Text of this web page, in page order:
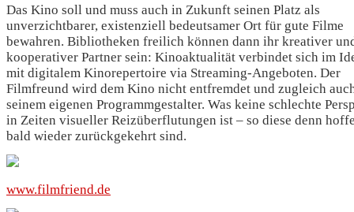
Das Kino soll und muss auch in Zukunft seinen Platz als
unverzichtbarer, existenziell bedeutsamer Ort für gute Filme
bewahren. Bibliotheken freilich können dann ihr kreativer
kooperativer Partner sein: Kinoaktualität verbindet sich im
mit digitalem Kinorepertoire via Streaming-Angeboten. Der
Filmfreund wird dem Kino nicht entfremdet und zugleich
seinem eigenen Programmgestalter. Was keine schlechte
in Zeiten visueller Reizüberflutungen ist – so diese denn
bald wieder zurückgekehrt sind.
www.filmfriend.de